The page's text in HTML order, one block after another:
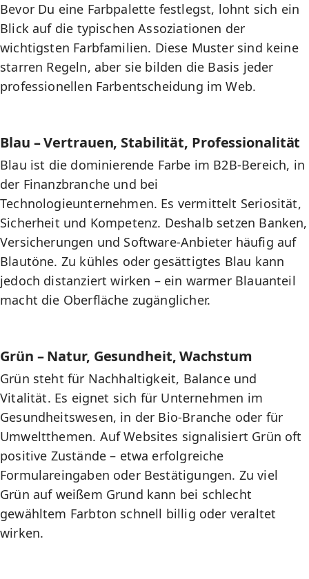
Bevor Du eine Farbpalette festlegst, lohnt sich ein
Blick auf die typischen Assoziationen der
wichtigsten Farbfamilien. Diese Muster sind keine
starren Regeln, aber sie bilden die Basis jeder
professionellen Farbentscheidung im Web.
Blau – Vertrauen, Stabilität, Professionalität
Blau ist die dominierende Farbe im B2B-Bereich, in
der Finanzbranche und bei
Technologieunternehmen. Es vermittelt Seriosität,
Sicherheit und Kompetenz. Deshalb setzen Banken,
Versicherungen und Software-Anbieter häufig auf
Blautöne. Zu kühles oder gesättigtes Blau kann
jedoch distanziert wirken – ein warmer Blauanteil
macht die Oberfläche zugänglicher.
Grün – Natur, Gesundheit, Wachstum
Grün steht für Nachhaltigkeit, Balance und
Vitalität. Es eignet sich für Unternehmen im
Gesundheitswesen, in der Bio-Branche oder für
Umweltthemen. Auf Websites signalisiert Grün oft
positive Zustände – etwa erfolgreiche
Formulareingaben oder Bestätigungen. Zu viel
Grün auf weißem Grund kann bei schlecht
gewähltem Farbton schnell billig oder veraltet
wirken.